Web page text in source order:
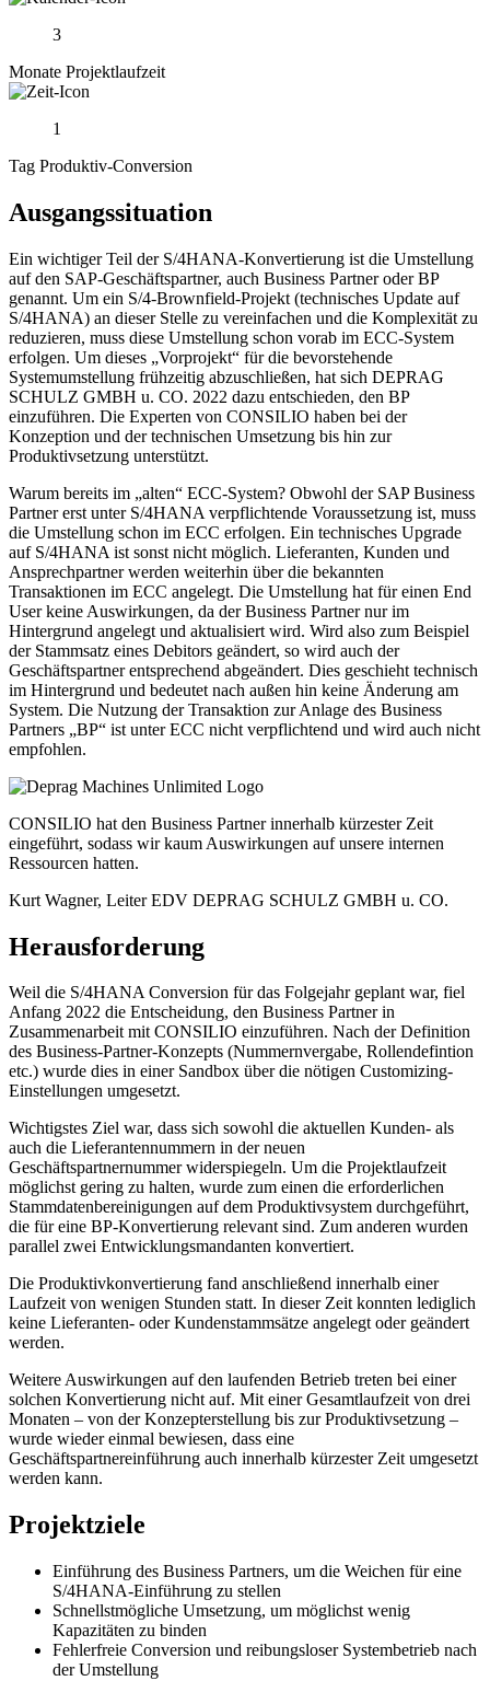
3
Monate Projektlaufzeit
1
Tag Produktiv-Conversion
Ausgangssituation
Ein wichtiger Teil der S/4HANA-Konvertierung ist die Umstellung
auf den SAP-Geschäftspartner, auch Business Partner oder BP
genannt. Um ein S/4-Brownfield-Projekt (technisches Update auf
S/4HANA) an dieser Stelle zu vereinfachen und die Komplexität zu
reduzieren, muss diese Umstellung schon vorab im ECC-System
erfolgen. Um dieses „Vorprojekt“ für die bevorstehende
Systemumstellung frühzeitig abzuschließen, hat sich DEPRAG
SCHULZ GMBH u. CO. 2022 dazu entschieden, den BP
einzuführen. Die Experten von CONSILIO haben bei der
Konzeption und der technischen Umsetzung bis hin zur
Produktivsetzung unterstützt.
Warum bereits im „alten“ ECC-System? Obwohl der SAP Business
Partner erst unter S/4HANA verpflichtende Voraussetzung ist, muss
die Umstellung schon im ECC erfolgen. Ein technisches Upgrade
auf S/4HANA ist sonst nicht möglich. Lieferanten, Kunden und
Ansprechpartner werden weiterhin über die bekannten
Transaktionen im ECC angelegt. Die Umstellung hat für einen End
User keine Auswirkungen, da der Business Partner nur im
Hintergrund angelegt und aktualisiert wird. Wird also zum Beispiel
der Stammsatz eines Debitors geändert, so wird auch der
Geschäftspartner entsprechend abgeändert. Dies geschieht technisch
im Hintergrund und bedeutet nach außen hin keine Änderung am
System. Die Nutzung der Transaktion zur Anlage des Business
Partners „BP“ ist unter ECC nicht verpflichtend und wird auch nicht
empfohlen.
CONSILIO hat den Business Partner innerhalb kürzester Zeit
eingeführt, sodass wir kaum Auswirkungen auf unsere internen
Ressourcen hatten.
Kurt Wagner, Leiter EDV DEPRAG SCHULZ GMBH u. CO.
Herausforderung
Weil die S/4HANA Conversion für das Folgejahr geplant war, fiel
Anfang 2022 die Entscheidung, den Business Partner in
Zusammenarbeit mit CONSILIO einzuführen. Nach der Definition
des Business-Partner-Konzepts (Nummernvergabe, Rollendefintion
etc.) wurde dies in einer Sandbox über die nötigen Customizing-
Einstellungen umgesetzt.
Wichtigstes Ziel war, dass sich sowohl die aktuellen Kunden- als
auch die Lieferantennummern in der neuen
Geschäftspartnernummer widerspiegeln. Um die Projektlaufzeit
möglichst gering zu halten, wurde zum einen die erforderlichen
Stammdatenbereinigungen auf dem Produktivsystem durchgeführt,
die für eine BP-Konvertierung relevant sind. Zum anderen wurden
parallel zwei Entwicklungsmandanten konvertiert.
Die Produktivkonvertierung fand anschließend innerhalb einer
Laufzeit von wenigen Stunden statt. In dieser Zeit konnten lediglich
keine Lieferanten- oder Kundenstammsätze angelegt oder geändert
werden.
Weitere Auswirkungen auf den laufenden Betrieb treten bei einer
solchen Konvertierung nicht auf. Mit einer Gesamtlaufzeit von drei
Monaten – von der Konzepterstellung bis zur Produktivsetzung –
wurde wieder einmal bewiesen, dass eine
Geschäftspartnereinführung auch innerhalb kürzester Zeit umgesetzt
werden kann.
Projektziele
Einführung des Business Partners, um die Weichen für eine
S/4HANA-Einführung zu stellen
Schnellstmögliche Umsetzung, um möglichst wenig
Kapazitäten zu binden
Fehlerfreie Conversion und reibungsloser Systembetrieb nach
der Umstellung